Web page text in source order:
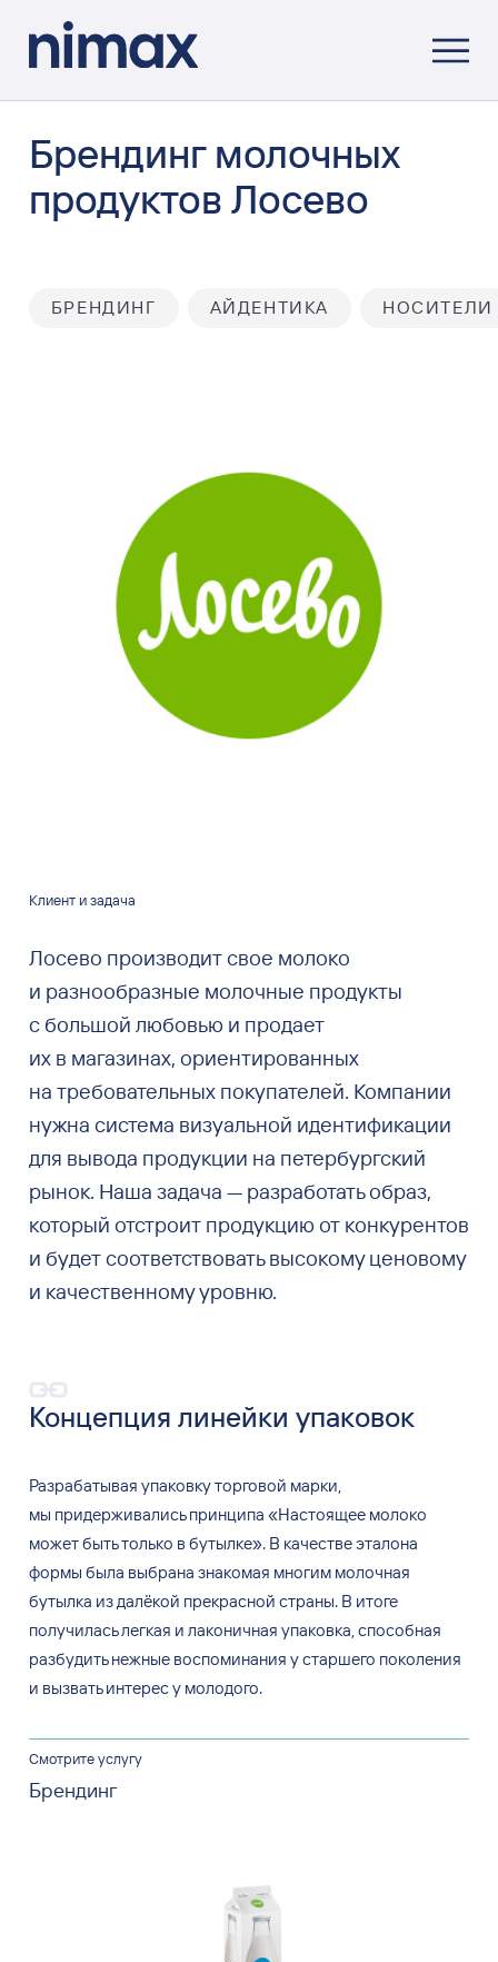
Брендинг молочных
продуктов Лосево
БРЕНДИНГ АЙДЕНТИКА НОСИТЕЛИ
Клиент и задача
Лосево производит свое молоко
и разнообразные молочные продукты
с большой любовью и продает
их в магазинах, ориентированных
на требовательных покупателей. Компании
нужна система визуальной идентификации
для вывода продукции на петербургский
рынок. Наша задача — разработать образ,
который отстроит продукцию от конкурентов
и будет соответствовать высокому ценовому
и качественному уровню.
Концепция линейки упаковок
Разрабатывая упаковку торговой марки,
мы придерживались принципа «Настоящее молоко
может быть только в бутылке». В качестве эталона
формы была выбрана знакомая многим молочная
бутылка из далёкой прекрасной страны. В итоге
получилась легкая и лаконичная упаковка, способная
разбудить нежные воспоминания у старшего поколения
и вызвать интерес у молодого.
Смотрите услугу
Брендинг